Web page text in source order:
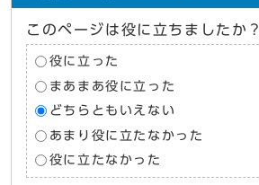
このページは役に立ちましたか？
役に立った
まあまあ役に立った
どちらともいえない
あまり役に立たなかった
役に立たなかった